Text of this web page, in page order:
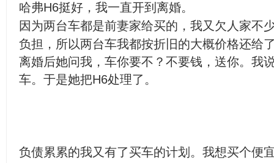
哈弗H6挺好，我一直开到离婚。
因为两台车都是前妻家给买的，我又欠人家不
负担，所以两台车我都按折旧的大概价格还给
离婚后她问我，车你要不？不要钱，送你。我
车。于是她把H6处理了。
负债累累的我又有了买车的计划。我想买个便